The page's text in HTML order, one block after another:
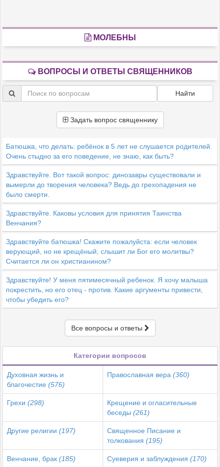
МОЛЕБНЫ
ВОПРОСЫ И ОТВЕТЫ СВЯЩЕННИКОВ
Найти
Задать вопрос священнику
Батюшка, что делать: ребёнок в 5 лет не слушается родителей.
Очень стыдно за его поведение, не знаю, как быть?
Здравствуйте. Вот такой вопрос: динозавры существовали и
вымерли до творения человека? Ведь до грехопадения не
было смерти.
Здравствуйте. Каковы условия для принятия Таинства
Венчания?
Здравствуйте батюшка! Скажите пожалуйста: если человек
верующий, но не крещёный, слышит ли Бог его молитвы?
Считается ли он христианином?
Здравствуйте! У меня пятимесячный ребенок. Я хочу малыша
покрестить, но его отец - против. Какие аргументы привести,
чтобы убедить его?
Все вопросы и ответы
Категории вопросов
Духовная жизнь и
благочестие (576)
Православная вера (360)
Грехи (298)
Крещение и огласительные
беседы (261)
Другие религии (197)
Священное Писание и
толкования (195)
Венчание, брак (185) Суеверия и заблуждения (170)